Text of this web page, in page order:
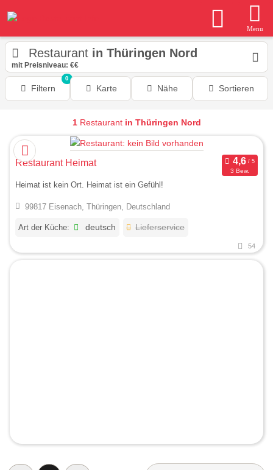
Menu
Restaurant in Thüringen Nord
mit Preisniveau: €€
Filtern
0
Karte Nähe Sortieren
1Restaurant in Thüringen Nord
Restaurant Heimat
3 Bew.
Heimat ist kein Ort. Heimat ist ein Gefühl!
99817 Eisenach, Thüringen, Deutschland
Art der Küche: deutsch Lieferservice
54